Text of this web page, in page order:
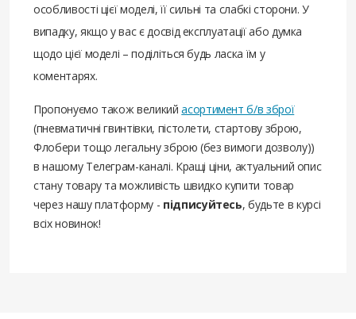
особливості цієї моделі, її сильні та слабкі сторони. У
випадку, якщо у вас є досвід експлуатації або думка
щодо цієї моделі – поділіться будь ласка їм у
коментарях.
Пропонуємо також великийасортимент б/в зброї
(пневматичні гвинтівки, пістолети, стартову зброю,
Флобери тощо легальну зброю (без вимоги дозволу))
в нашому Телеграм-каналі. Кращі ціни, актуальний опис
стану товару та можливість швидко купити товар
через нашу платформу - підписуйтесь, будьте в курсі
всіх новинок!